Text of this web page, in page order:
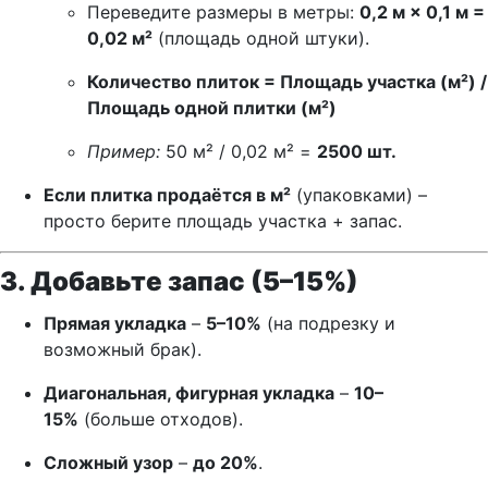
Переведите размеры в метры: 0,2 м × 0,1 м =
0,02 м² (площадь одной штуки).
Количество плиток = Площадь участка (м²) /
Площадь одной плитки (м²)
Пример: 50 м² / 0,02 м² = 2500 шт.
Если плитка продаётся в м² (упаковками) –
просто берите площадь участка + запас.
3. Добавьте запас (5–15%)
Прямая укладка – 5–10% (на подрезку и
возможный брак).
Диагональная, фигурная укладка – 10–
15% (больше отходов).
Сложный узор – до 20%.